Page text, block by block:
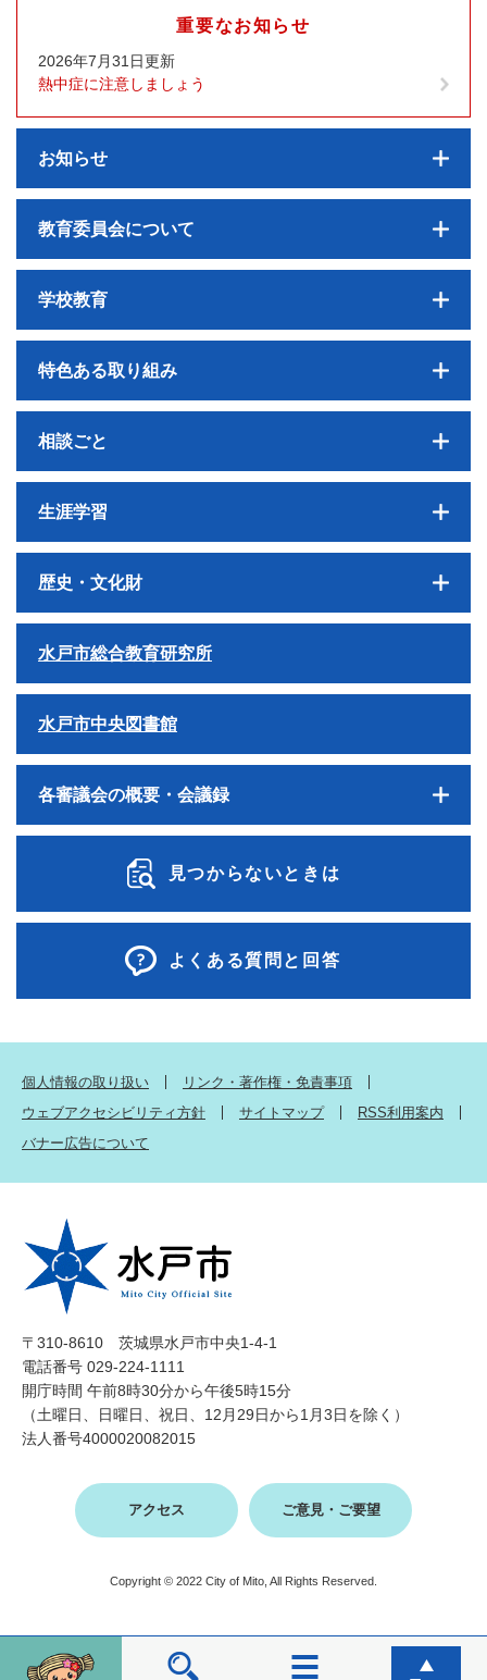
重要なお知らせ
2026年7月31日更新
熱中症に注意しましょう
お知らせ
教育委員会について
学校教育
特色ある取り組み
相談ごと
生涯学習
歴史・文化財
水戸市総合教育研究所
水戸市中央図書館
各審議会の概要・会議録
見つからないときは
よくある質問と回答
個人情報の取り扱い
リンク・著作権・免責事項
ウェブアクセシビリティ方針
サイトマップ
RSS利用案内
バナー広告について
〒310-8610 茨城県水戸市中央1-4-1
電話番号 029-224-1111
開庁時間 午前8時30分から午後5時15分
（土曜日、日曜日、祝日、12月29日から1月3日を除く）
法人番号4000020082015
アクセス ご意見・ご要望
Copyright © 2022 City of Mito, All Rights Reserved.